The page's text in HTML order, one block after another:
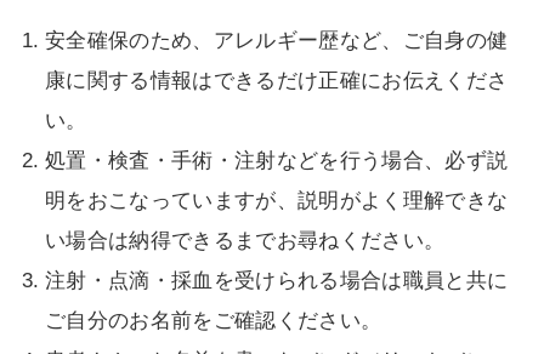
安全確保のため、アレルギー歴など、ご自身の健
康に関する情報はできるだけ正確にお伝えくださ
い。
処置・検査・手術・注射などを行う場合、必ず説
明をおこなっていますが、説明がよく理解できな
い場合は納得できるまでお尋ねください。
注射・点滴・採血を受けられる場合は職員と共に
ご自分のお名前をご確認ください。